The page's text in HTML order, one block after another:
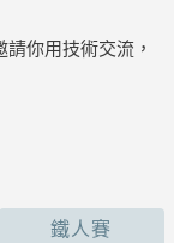
你用技術交流，
鐵人賽